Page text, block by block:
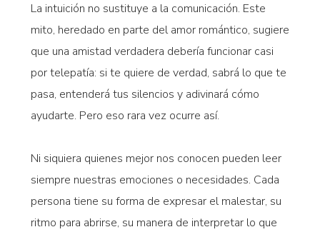
La intuición no sustituye a la comunicación. Este
mito, heredado en parte del amor romántico, sugiere
que una amistad verdadera debería funcionar casi
por telepatía: si te quiere de verdad, sabrá lo que te
pasa, entenderá tus silencios y adivinará cómo
ayudarte. Pero eso rara vez ocurre así.
Ni siquiera quienes mejor nos conocen pueden leer
siempre nuestras emociones o necesidades. Cada
persona tiene su forma de expresar el malestar, su
ritmo para abrirse, su manera de interpretar lo que